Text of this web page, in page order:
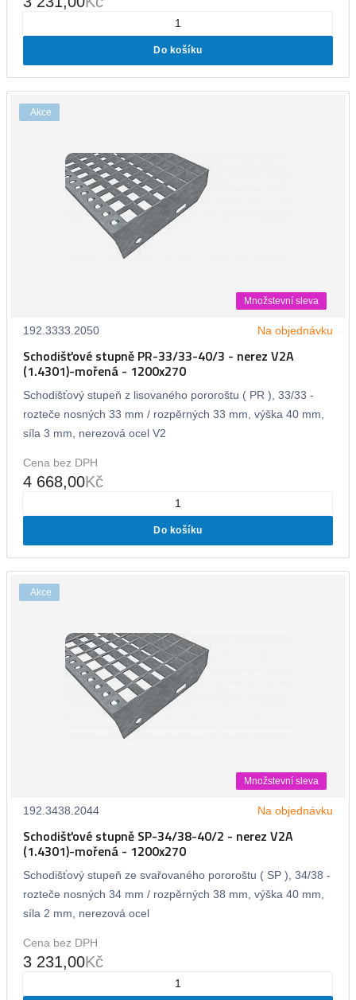
Do košíku
Akce
Množstevní sleva
192.3333.2050 Na objednávku
Schodišťové stupně PR-33/33-40/3 - nerez V2A
(1.4301)-mořená - 1200x270
Schodišťový stupeň z lisovaného pororoštu ( PR ), 33/33 -
rozteče nosných 33 mm / rozpěrných 33 mm, výška 40 mm,
síla 3 mm, nerezová ocel V2
Cena bez DPH
4 668,00Kč
Do košíku
Akce
Množstevní sleva
192.3438.2044 Na objednávku
Schodišťové stupně SP-34/38-40/2 - nerez V2A
(1.4301)-mořená - 1200x270
Schodišťový stupeň ze svařovaného pororoštu ( SP ), 34/38 -
rozteče nosných 34 mm / rozpěrných 38 mm, výška 40 mm,
síla 2 mm, nerezová ocel
Cena bez DPH
3 231,00Kč